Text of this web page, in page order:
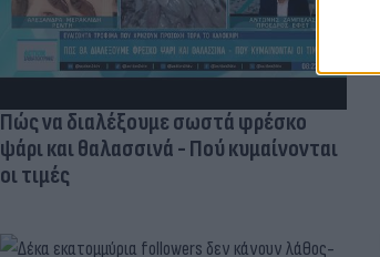
Πώς να διαλέξουμε σωστά φρέσκο
ψάρι και θαλασσινά - Πού κυμαίνονται
οι τιμές